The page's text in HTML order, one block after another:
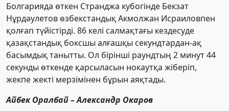
Болгарияда өткен Странджа кубогінде Бекзат
Нұрдәулетов өзбекстандық Акмолжан Исраиловпен
қолғап түйістірді. 86 келі салмақтағы кездесуде
қазақстандық боксшы алғашқы секундтардан-ақ
басымдық танытты. Ол бірінші раундтың 2 минут 44
секунды өткенде қарсыласын нокаутқа жіберіп,
жекпе жекті мерзімінен бұрын аяқтады.
Айбек Оралбай – Александр Окаров